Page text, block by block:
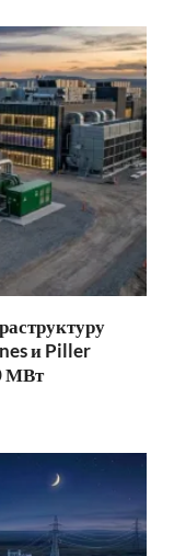
и Piller
МВт